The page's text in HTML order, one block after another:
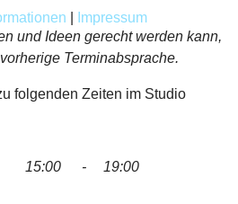
und Ideen gerecht werden kann,
Terminabsprache.
folgenden Zeiten im Studio
15:00 - 19:00
Impressum